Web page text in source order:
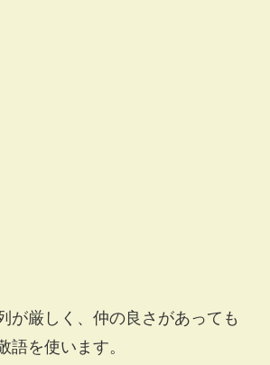
が厳しく、仲の良さがあっても
語を使います。